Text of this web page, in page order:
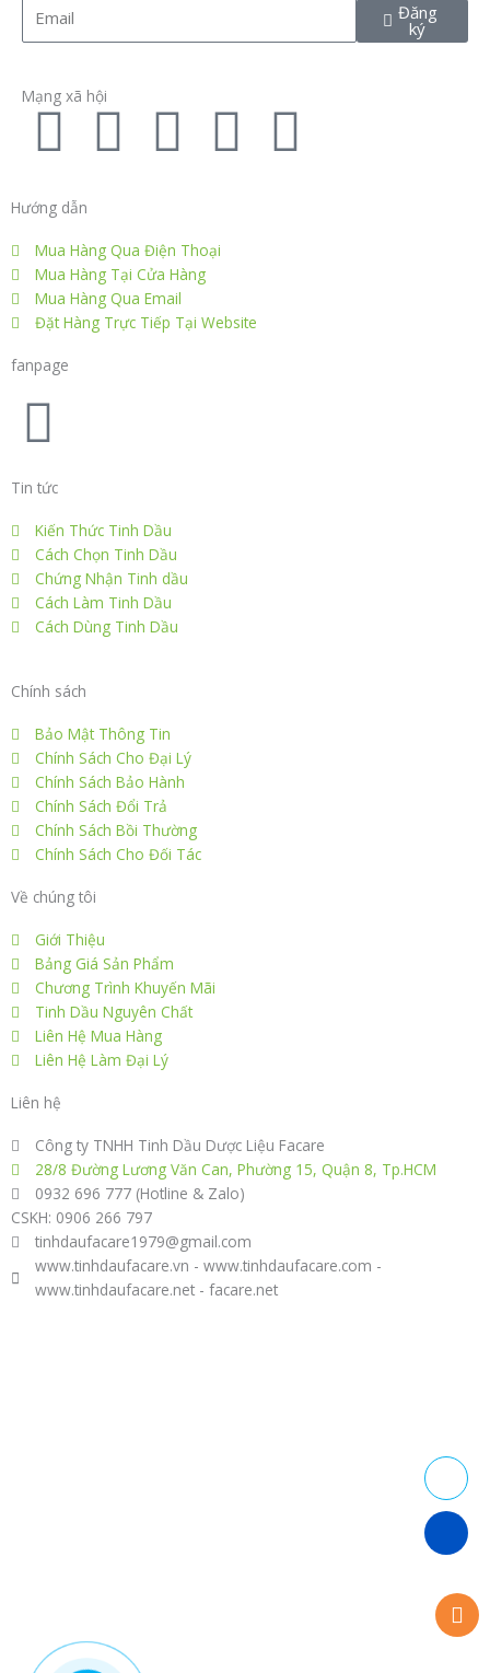
Đăng
ký
Mạng xã hội
F
a
c
e
b
o
o
k
T
i
t
t
L
n
k
e
n
I
t
a
P
Hướng dẫn
Mua Hàng Qua Điện Thoại
Mua Hàng Tại Cửa Hàng
Mua Hàng Qua Email
Đặt Hàng Trực Tiếp Tại Website
fanpage
F
a
c
e
b
o
o
k
Tin tức
Kiến Thức Tinh Dầu
Cách Chọn Tinh Dầu
Chứng Nhận Tinh dầu
Cách Làm Tinh Dầu
Cách Dùng Tinh Dầu
Chính sách
Bảo Mật Thông Tin
Chính Sách Cho Đại Lý
Chính Sách Bảo Hành
Chính Sách Đổi Trả
Chính Sách Bồi Thường
Chính Sách Cho Đối Tác
Về chúng tôi
Giới Thiệu
Bảng Giá Sản Phẩm
Chương Trình Khuyến Mãi
Tinh Dầu Nguyên Chất
Liên Hệ Mua Hàng
Liên Hệ Làm Đại Lý
Liên hệ
Công ty TNHH Tinh Dầu Dược Liệu Facare
28/8 Đường Lương Văn Can, Phường 15, Quận 8, Tp.HCM
0932 696 777 (Hotline & Zalo)
CSKH: 0906 266 797
tinhdaufacare1979@gmail.com
www.tinhdaufacare.vn - www.tinhdaufacare.com -
www.tinhdaufacare.net - facare.net